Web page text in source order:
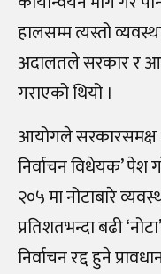
हालसम्म त्यस्तो
अदालतले सरकार र
गराएको थियो ।
आयोगले सरकारसमक्ष
निर्वाचन विधेयक’
२०५ मा नोटाबारे
प्रतिशतभन्दा बढी
निर्वाचन रद्द हुने